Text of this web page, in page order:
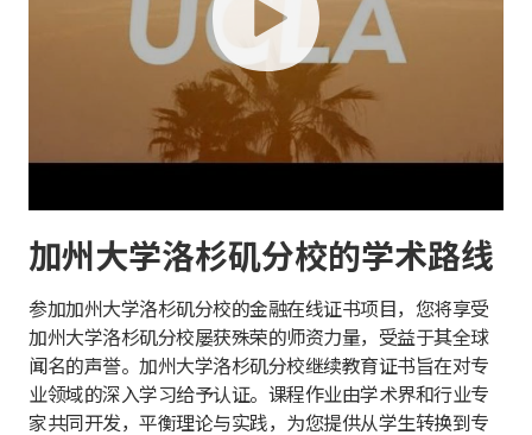
加州大学洛杉矶分校的学术路线
参加加州大学洛杉矶分校的金融在线证书项目，您将享受
加州大学洛杉矶分校屡获殊荣的师资力量，受益于其全球
闻名的声誉。加州大学洛杉矶分校继续教育证书旨在对专
业领域的深入学习给予认证。课程作业由学术界和行业专
家共同开发，平衡理论与实践，为您提供从学生转换到专